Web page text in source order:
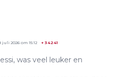
juli 2026 om 15:12 + 34241
was veel leuker en